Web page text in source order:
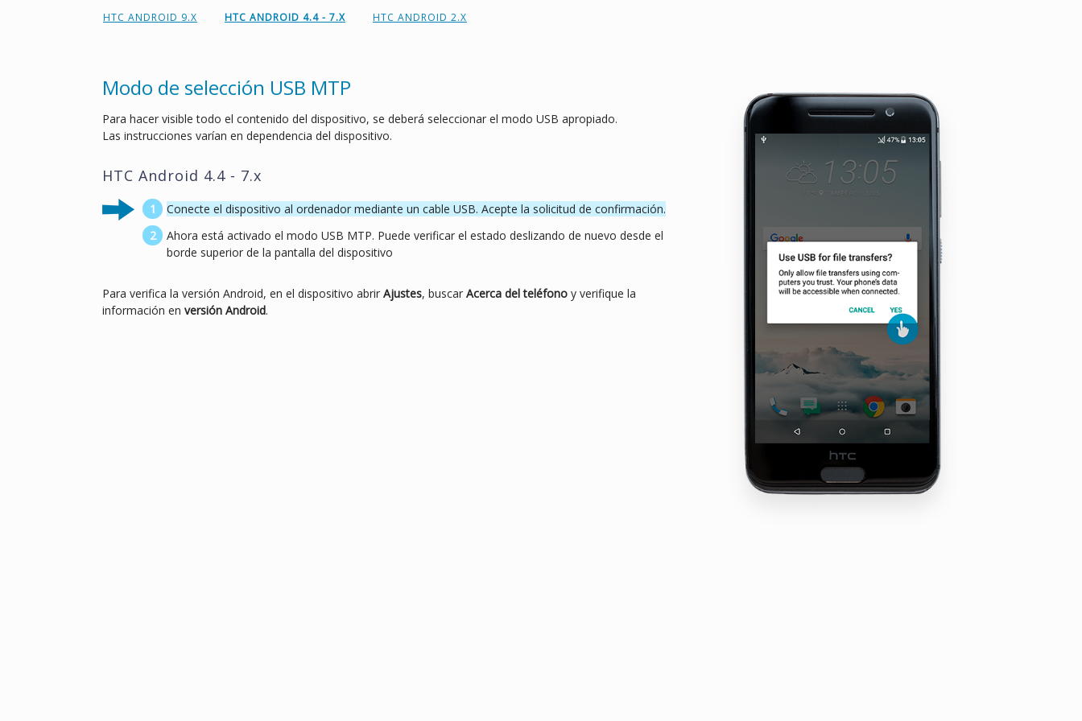
HTC ANDROID 9.X HTC ANDROID 4.4 - 7.X HTC ANDROID 2.X
Modo de selección USB MTP
Para hacer visible todo el contenido del dispositivo, se deberá seleccionar el modo USB apropiado.
Las instrucciones varían en dependencia del dispositivo.
HTC Android 4.4 - 7.x
Conecte el dispositivo al ordenador mediante un cable USB. Acepte la solicitud de confirmación.
Ahora está activado el modo USB MTP. Puede verificar el estado deslizando de nuevo desde el
borde superior de la pantalla del dispositivo
Para verifica la versión Android, en el dispositivo abrir Ajustes, buscar Acerca del teléfono y verifique la
información en versión Android.